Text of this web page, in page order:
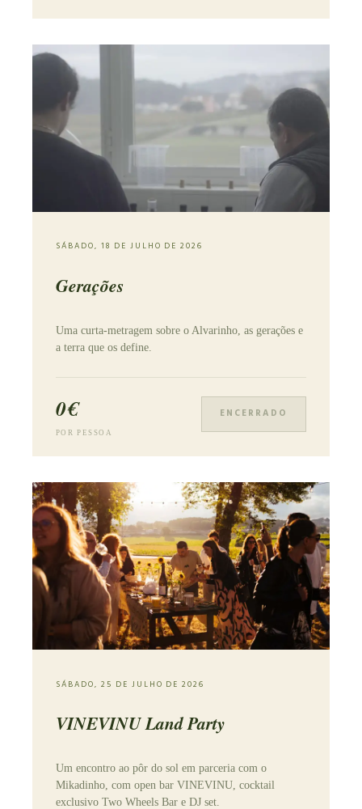
SÁBADO, 18 DE JULHO DE 2026
Gerações
Uma curta-metragem sobre o Alvarinho, as gerações e
a terra que os define.
0€
POR PESSOA
ENCERRADO
SÁBADO, 25 DE JULHO DE 2026
VINEVINU Land Party
Um encontro ao pôr do sol em parceria com o
Mikadinho, com open bar VINEVINU, cocktail
exclusivo Two Wheels Bar e DJ set.